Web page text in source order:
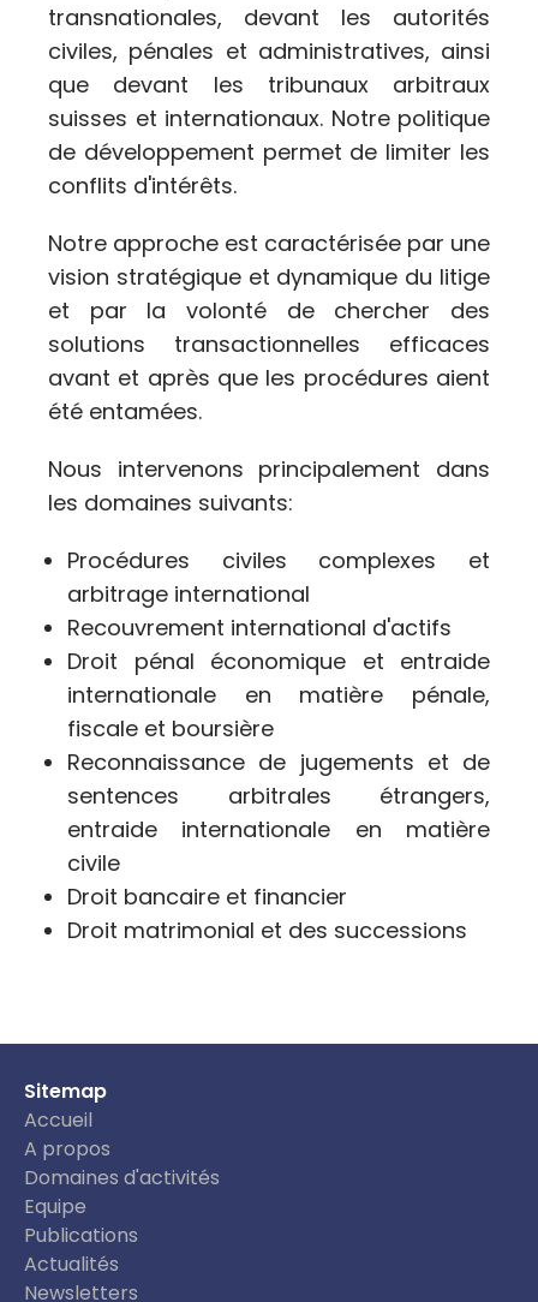
transnationales, devant les autorités
civiles, pénales et administratives, ainsi
que devant les tribunaux arbitraux
suisses et internationaux. Notre politique
de développement permet de limiter les
conflits d'intérêts.
Notre approche est caractérisée par une
vision stratégique et dynamique du litige
et par la volonté de chercher des
solutions transactionnelles efficaces
avant et après que les procédures aient
été entamées.
Nous intervenons principalement dans
les domaines suivants:
Procédures civiles complexes et
arbitrage international
Recouvrement international d'actifs
Droit pénal économique et entraide
internationale en matière pénale,
fiscale et boursière
Reconnaissance de jugements et de
sentences arbitrales étrangers,
entraide internationale en matière
civile
Droit bancaire et financier
Droit matrimonial et des successions
Sitemap
Accueil
A propos
Domaines d'activités
Equipe
Publications
Actualités
Newsletters